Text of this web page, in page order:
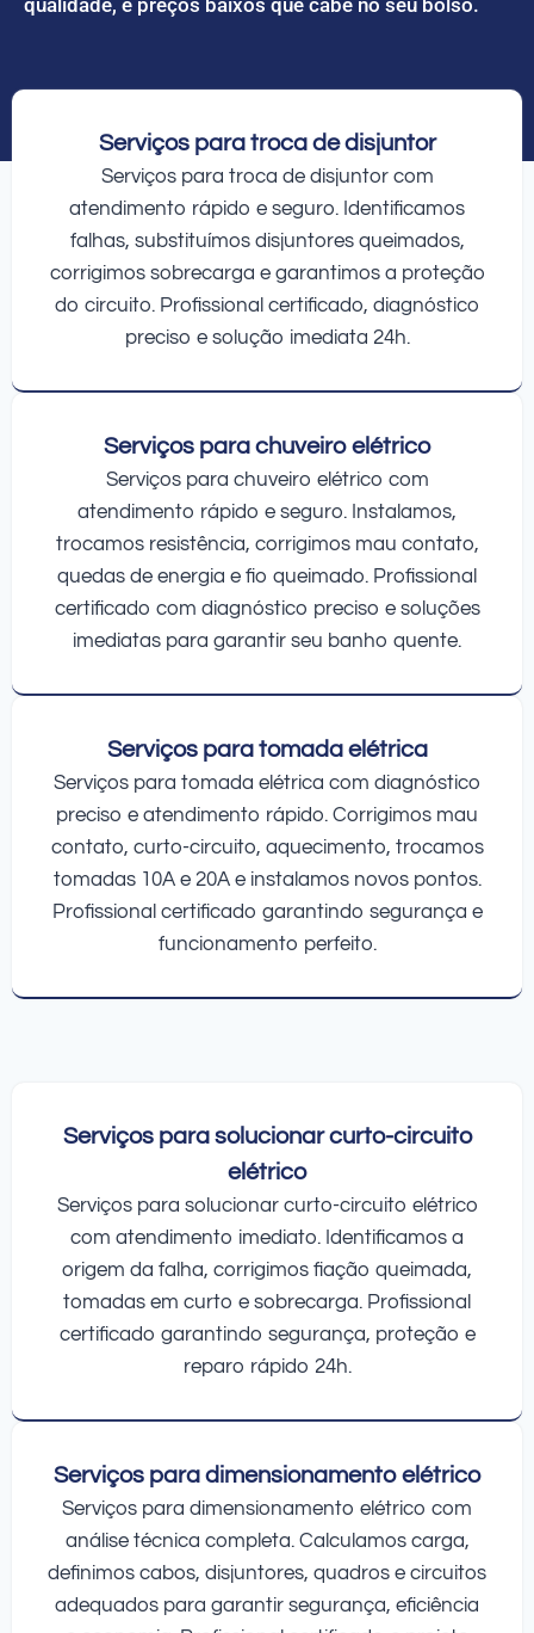
Serviços para troca de disjuntor
Serviços para troca de disjuntor com
atendimento rápido e seguro. Identificamos
falhas, substituímos disjuntores queimados,
corrigimos sobrecarga e garantimos a proteção
do circuito. Profissional certificado, diagnóstico
preciso e solução imediata 24h.
Serviços para chuveiro elétrico
Serviços para chuveiro elétrico com
atendimento rápido e seguro. Instalamos,
trocamos resistência, corrigimos mau contato,
quedas de energia e fio queimado. Profissional
certificado com diagnóstico preciso e soluções
imediatas para garantir seu banho quente.
Serviços para tomada elétrica
Serviços para tomada elétrica com diagnóstico
preciso e atendimento rápido. Corrigimos mau
contato, curto-circuito, aquecimento, trocamos
tomadas 10A e 20A e instalamos novos pontos.
Profissional certificado garantindo segurança e
funcionamento perfeito.
Serviços para solucionar curto-circuito
elétrico
Serviços para solucionar curto-circuito elétrico
com atendimento imediato. Identificamos a
origem da falha, corrigimos fiação queimada,
tomadas em curto e sobrecarga. Profissional
certificado garantindo segurança, proteção e
reparo rápido 24h.
Serviços para dimensionamento elétrico
Serviços para dimensionamento elétrico com
análise técnica completa. Calculamos carga,
definimos cabos, disjuntores, quadros e circuitos
adequados para garantir segurança, eficiência